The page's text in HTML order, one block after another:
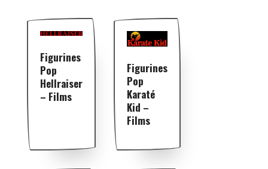
Figurines
Pop
Hellraiser
– Films
Figurines
Pop
Karaté
Kid –
Films